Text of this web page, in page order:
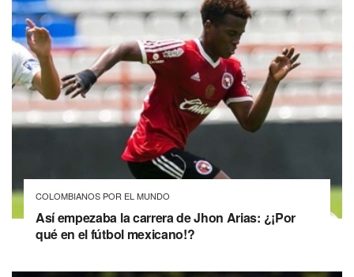
COLOMBIANOS POR EL MUNDO
Así empezaba la carrera de Jhon Arias: ¿¡Por
qué en el fútbol mexicano!?